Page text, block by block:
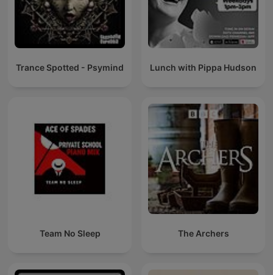
Trance Spotted - Psymind Lunch with Pippa Hudson
Team No Sleep The Archers